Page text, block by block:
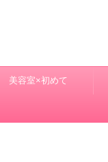
美容室×初めて